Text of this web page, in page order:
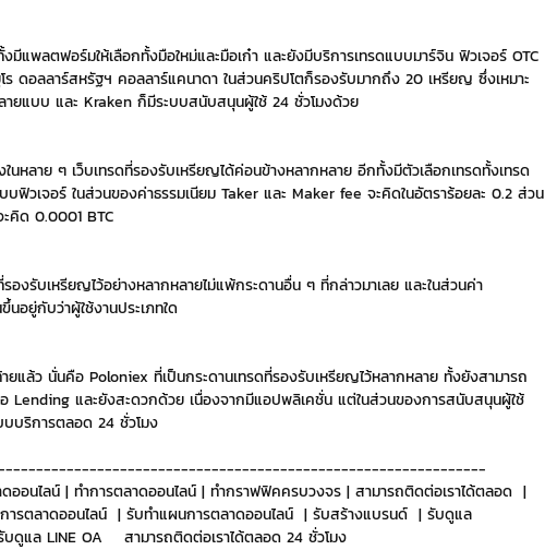
มีแพลตฟอร์มให้เลือกทั้งมือใหม่และมือเก๋า และยังมีบริการเทรดแบบมาร์จิน ฟิวเจอร์ OTC
ร ดอลลาร์สหรัฐฯ คอลลาร์แคนาดา ในส่วนคริปโตก็รองรับมากถึง 20 เหรียญ ซึ่งเหมาะ
ยแบบ และ Kraken ก็มีระบบสนับสนุนผู้ใช้ 24 ชั่วโมงด้วย
นหลาย ๆ เว็บเทรดที่รองรับเหรียญได้ค่อนข้างหลากหลาย อีกทั้งมีตัวเลือกเทรดทั้งเทรด
บฟิวเจอร์ ในส่วนของค่าธรรมเนียม Taker และ Maker fee จะคิดในอัตราร้อยละ 0.2 ส่วน
ะคิด 0.0001 BTC
องรับเหรียญไว้อย่างหลากหลายไม่แพ้กระดานอื่น ๆ ที่กล่าวมาเลย และในส่วนค่า
อยู่กับว่าผู้ใช้งานประเภทใด
แล้ว นั่นคือ Poloniex ที่เป็นกระดานเทรดที่รองรับเหรียญไว้หลากหลาย ทั้งยังสามารถ
Lending และยังสะดวกด้วย เนื่องจากมีแอปพลิเคชั่น แต่ในส่วนของการสนับสนุนผู้ใช้
บริการตลอด 24 ชั่วโมง
ออนไลน์ | ทำการตลาดออนไลน์ | ทำกราฟฟิคครบวงจร | สามารถติดต่อเราได้ตลอด  |
ารตลาดออนไลน์  | รับทำแผนการตลาดออนไลน์  | รับสร้างแบรนด์  | รับดูแล
ดูแล LINE OA    สามารถติดต่อเราได้ตลอด 24 ชั่วโมง